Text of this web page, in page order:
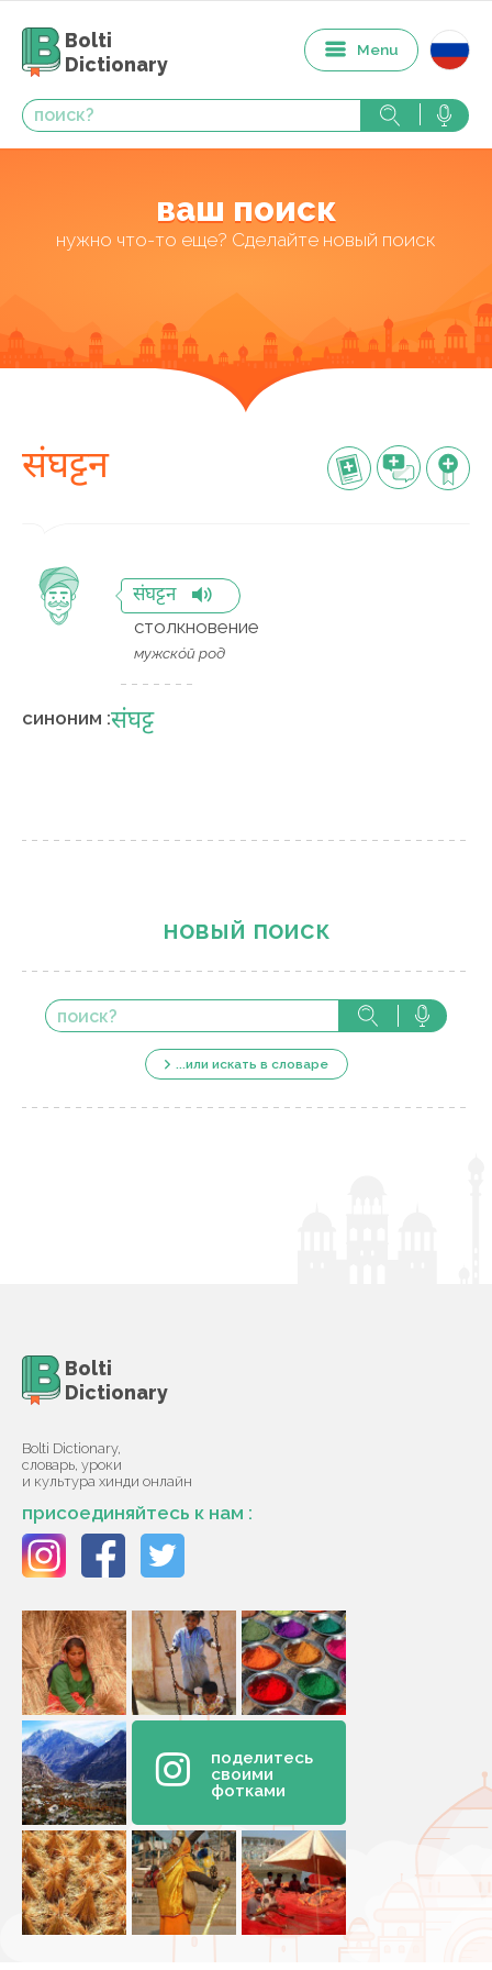
Bolti
Dictionary
Menu
ваш поиск
нужно что-то еще? Сделайте новый поиск
संघट्टन
संघट्टन
столкновение
мужско́й род
синоним :संघट्ट
новый поиск
...или искать в словаре
Bolti
Dictionary
Bolti Dictionary,
словарь, уроки
и культура хинди онлайн
присоединяйтесь к нам :
поделитесь
своими
фотками